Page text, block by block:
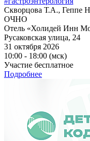
Скворцова Т.А., Геппе
ОЧНО
Отель «Холидей Инн
Русаковская улица, 24
31 октября 2026
10:00 - 18:00 (мск)
Участие бесплатное
Подробнее